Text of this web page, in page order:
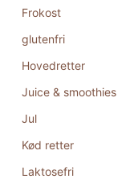
Frokost
glutenfri
Hovedretter
Juice & smoothies
Jul
Kød retter
Laktosefri